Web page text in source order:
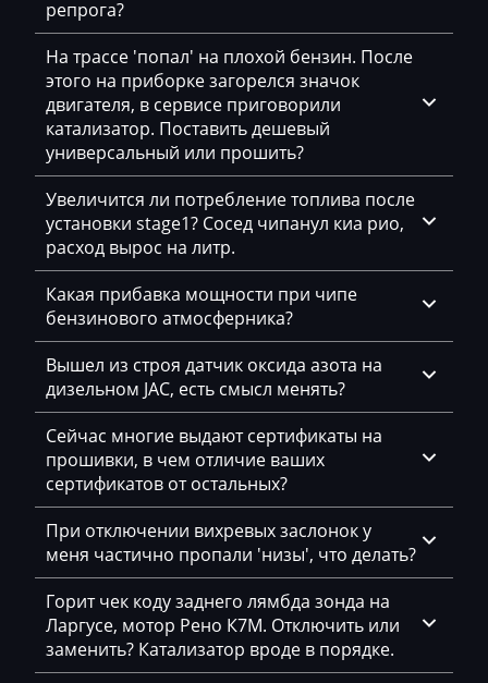
Lifan
Lincoln
Linde
Linder
LinkBelt
LiuGong
Logset
LS
Luxgen
Mack
Madill
Magni
Mahindra
MAN
Manitou
Maserati
репрога?
На трассе 'попал' на плохой бензин. После
этого на приборке загорелся значок
двигателя, в сервисе приговорили
катализатор. Поставить дешевый
универсальный или прошить?
Увеличится ли потребление топлива после
установки stage1? Сосед чипанул киа рио,
расход вырос на литр.
Какая прибавка мощности при чипе
бензинового атмосферника?
Вышел из строя датчик оксида азота на
дизельном JAC, есть смысл менять?
Сейчас многие выдают сертификаты на
прошивки, в чем отличие ваших
сертификатов от остальных?
При отключении вихревых заслонок у
меня частично пропали 'низы', что делать?
Горит чек коду заднего лямбда зонда на
Ларгусе, мотор Рено К7М. Отключить или
заменить? Катализатор вроде в порядке.